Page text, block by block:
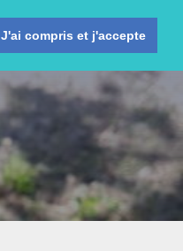
J'ai compris et j'accepte
Informations pratiques